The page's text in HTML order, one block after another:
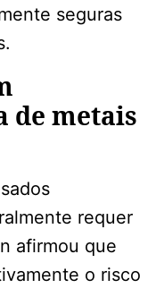
seguras
de metais
requer
afirmou que
o risco